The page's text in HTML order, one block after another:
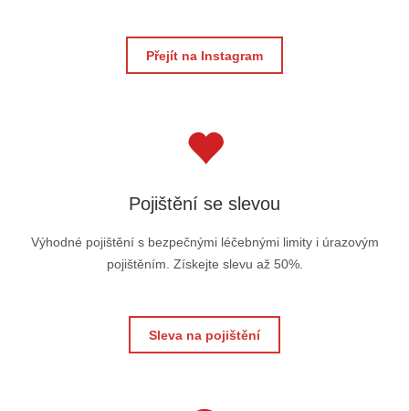
Přejít na Instagram
Pojištění se slevou
Výhodné pojištění s bezpečnými léčebnými limity i úrazovým
pojištěním. Získejte slevu až 50%.
Sleva na pojištění